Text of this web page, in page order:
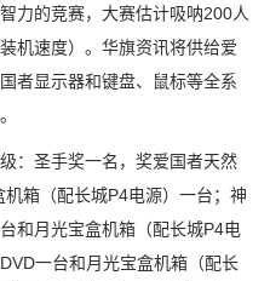
力的竞赛，大赛估计吸呐200人
机速度）。华旗资讯将供给爱
者显示器和键盘、鼠标等全系
圣手奖一名，奖爱国者天然
箱（配长城P4电源）一台；神
和月光宝盒机箱（配长城P4电
一台和月光宝盒机箱（配长